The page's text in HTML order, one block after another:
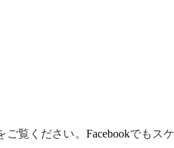
覧ください。 Facebookでもス